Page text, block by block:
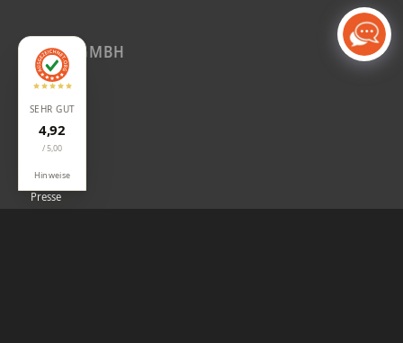
AUBII GMBH
Über uns
Jobs
Partner
Presse
SEHR GUT
4,92
/ 5,00
Hinweise